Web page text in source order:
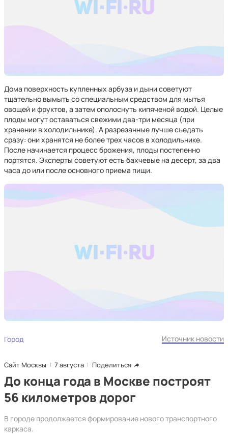
Дома поверхность купленных арбуза и дыни советуют
тщательно вымыть со специальным средством для мытья
овощей и фруктов, а затем ополоснуть кипяченой водой. Целые
плоды могут оставаться свежими два-три месяца (при
хранении в холодильнике). А разрезанные лучше съедать
сразу: они хранятся не более трех часов в холодильнике.
После начинается процесс брожения, плоды постепенно
портятся. Эксперты советуют есть бахчевые на десерт, за два
часа до или после основного приема пищи.
Город Источник новости
Сайт Москвы 7 августа Поделиться
До конца года в Москве построят
56 километров дорог
В городе продолжается формирование нового транспортного
каркаса.